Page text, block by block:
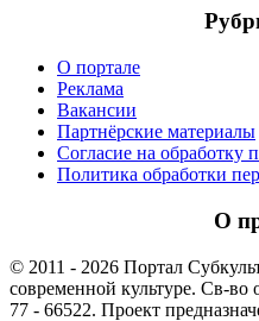
О портале
Реклама
Вакансии
Партнёрские материалы
Согласие на обработку
Политика обработки
О
© 2011 - 2026 Портал
современной культуре. Св-
77 - 66522. Проект